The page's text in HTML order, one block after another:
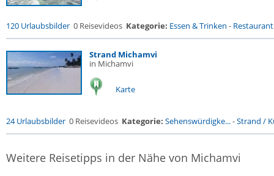
120 Urlaubsbilder 0 Reisevideos Kategorie: Essen & Trinken - Restaurant
Strand Michamvi
in Michamvi
Karte
24 Urlaubsbilder 0 Reisevideos Kategorie: Sehenswürdigke...-Strand /
Weitere Reisetipps in der Nähe von Michamvi